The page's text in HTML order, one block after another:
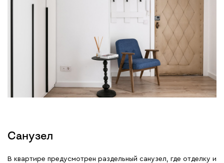
Санузел
В квартире предусмотрен раздельный санузел, где отделку и